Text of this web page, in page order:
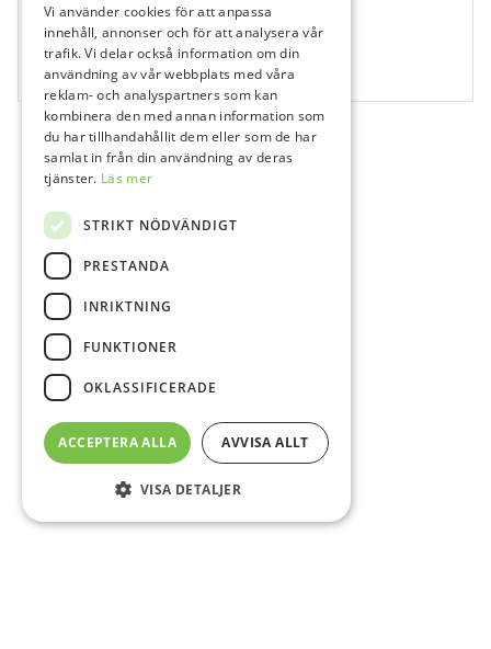
115529
Brilliant Crios B3 LT 12
5 st
Vi använder cookies för att anpassa
innehåll, annonser och för att analysera vår
trafik. Vi delar också information om din
användning av vår webbplats med våra
reklam- och analyspartners som kan
kombinera den med annan information som
du har tillhandahållit dem eller som de har
samlat in från din användning av deras
tjänster. Läs mer
STRIKT NÖDVÄNDIGT
PRESTANDA
INRIKTNING
FUNKTIONER
OKLASSIFICERADE
ACCEPTERA ALLA AVVISA ALLT
VISA DETALJER